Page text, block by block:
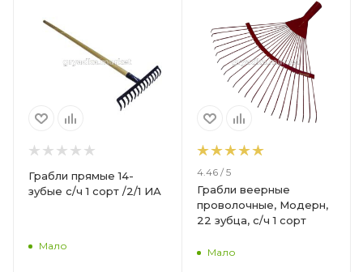
Грабли прямые 14-
зубые с/ч 1 сорт /2/1 ИА
Мало
4.46 / 5
Грабли веерные
проволочные, Модерн,
22 зубца, с/ч 1 сорт
Мало